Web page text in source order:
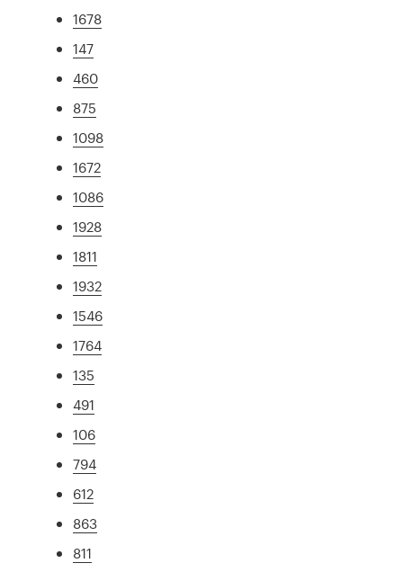
1678
147
460
875
1098
1672
1086
1928
1811
1932
1546
1764
135
491
106
794
612
863
811